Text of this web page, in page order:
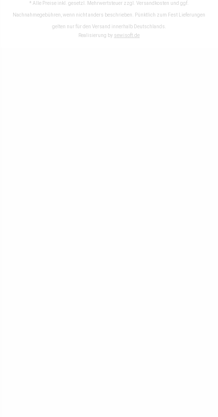
* Alle Preise inkl. gesetzl. Mehrwertsteuer zzgl. Versandkosten und ggf.
Nachnahmegebühren, wenn nicht anders beschrieben. Pünktlich zum Fest Lieferungen
gelten nur für den Versand innerhalb Deutschlands.
Realisierung by sewisoft.de